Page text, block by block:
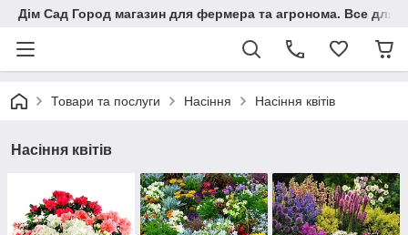
Дім Сад Город магазин для фермера та агронома. Все для
Товари та послуги Насіння Насіння квітів
Насіння квітів